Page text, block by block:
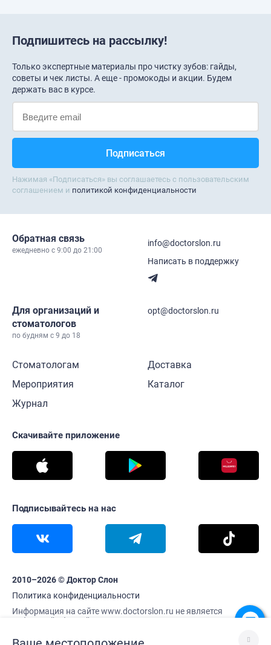
Подпишитесь на рассылку!
Только экспертные материалы про чистку зубов: гайды,
советы и чек листы. А еще - промокоды и акции. Будем
держать вас в курсе.
Нажимая «Подписаться» вы соглашаетесь с пользовательским
соглашением и политикой конфиденциальности
Обратная связь
ежедневно c 9:00 до 21:00
info@doctorslon.ru
Написать в поддержку
Для организаций и
стоматологов
по будням с 9 до 18
opt@doctorslon.ru
Стоматологам
Мероприятия
Журнал
Доставка
Каталог
Скачивайте приложение
Подписывайтесь на нас
2010–2026 © Доктор Слон
Политика конфиденциальности
Информация на сайте www.doctorslon.ru не является
публичной офертой